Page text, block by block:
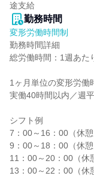
途支給
勤務時間
変形労働時間制
勤務時間詳細
総労働時間：1週あた
1ヶ月単位の変形労働
実働40時間以内／週
シフト例
7：00～16：00（休憩
9：00～18：00（休憩
11：00～20：00（休
13：00～22：00（休